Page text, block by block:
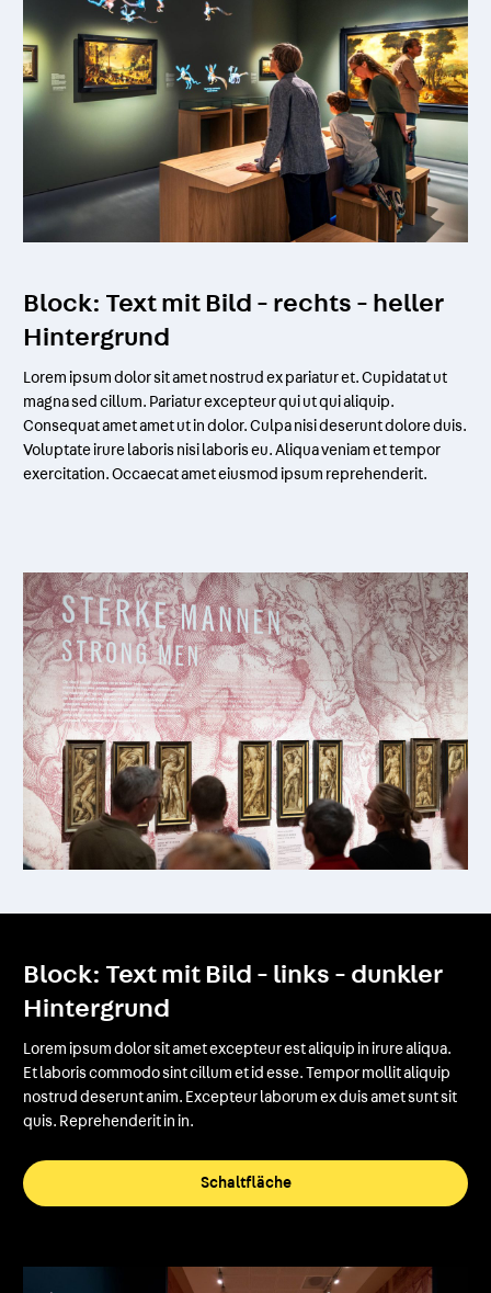
Block: Text mit Bild - rechts - heller
Hintergrund
Lorem ipsum dolor sit amet nostrud ex pariatur et. Cupidatat ut
magna sed cillum. Pariatur excepteur qui ut qui aliquip.
Consequat amet amet ut in dolor. Culpa nisi deserunt dolore duis.
Voluptate irure laboris nisi laboris eu. Aliqua veniam et tempor
exercitation. Occaecat amet eiusmod ipsum reprehenderit.
Block: Text mit Bild - links - dunkler
Hintergrund
Lorem ipsum dolor sit amet excepteur est aliquip in irure aliqua.
Et laboris commodo sint cillum et id esse. Tempor mollit aliquip
nostrud deserunt anim. Excepteur laborum ex duis amet sunt sit
quis. Reprehenderit in in.
Schaltfläche